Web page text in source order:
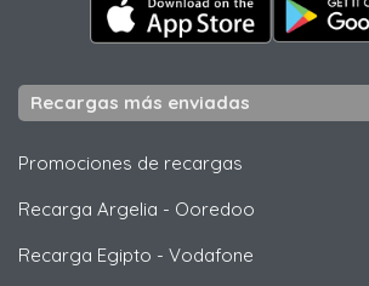
Recargas más enviadas
Promociones de recargas
Recarga Argelia - Ooredoo
Recarga Egipto - Vodafone